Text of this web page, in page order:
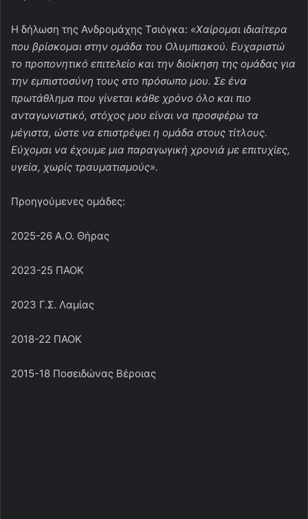
Η δήλωση της Ανδρομάχης Τσιόγκα: «Χαίρομαι ιδιαίτερα
που βρίσκομαι στην ομάδα του Ολυμπιακού. Ευχαριστώ
το προπονητικό επιτελείο και την διοίκηση της ομάδας για
την εμπιστοσύνη τους στο πρόσωπο μου. Σε ένα
πρωτάθλημα που γίνεται κάθε χρόνο όλο και πιο
ανταγωνιστικό, στόχος μου είναι να προσφέρω τα
μέγιστα, ώστε να επιστρέψει η ομάδα στους τίτλους.
Εύχομαι να έχουμε μια παραγωγική χρονιά με επιτυχίες,
υγεία, χωρίς τραυματισμούς».
Προηγούμενες ομάδες:
2025-26 Α.Ο. Θήρας
2023-25 ΠΑΟΚ
2023 Γ.Σ. Λαμίας
2018-22 ΠΑΟΚ
2015-18 Ποσειδώνας Βέροιας